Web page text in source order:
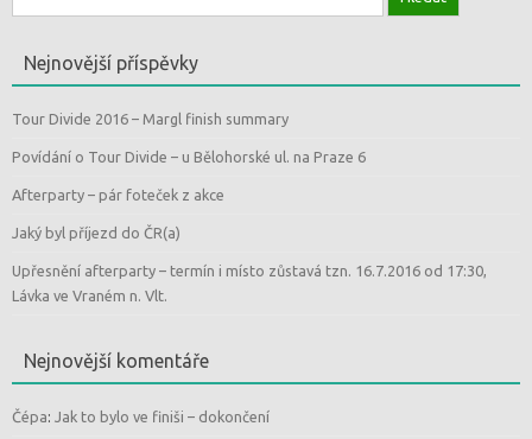
Nejnovější příspěvky
Tour Divide 2016 – Margl finish summary
Povídání o Tour Divide – u Bělohorské ul. na Praze 6
Afterparty – pár foteček z akce
Jaký byl příjezd do ČR(a)
Upřesnění afterparty – termín i místo zůstavá tzn. 16.7.2016 od 17:30,
Lávka ve Vraném n. Vlt.
Nejnovější komentáře
Čépa: Jak to bylo ve finiši – dokončení